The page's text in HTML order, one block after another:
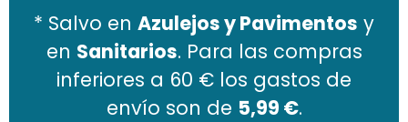
* Salvo en Azulejos y Pavimentos y
en Sanitarios. Para las compras
inferiores a 60 € los gastos de
envío son de 5,99 €.